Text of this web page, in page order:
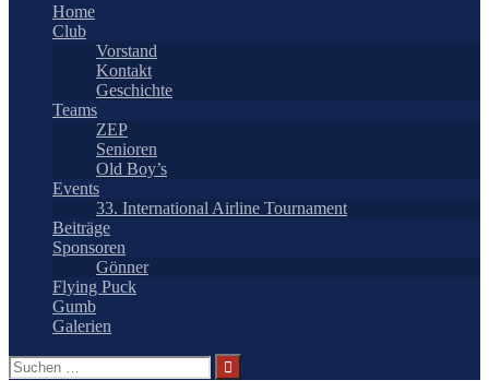
Home
Club
Vorstand
Kontakt
Geschichte
Teams
ZEP
Senioren
Old Boy’s
Events
33. International Airline Tournament
Beiträge
Sponsoren
Gönner
Flying Puck
Gumb
Galerien
Suchen
nach: